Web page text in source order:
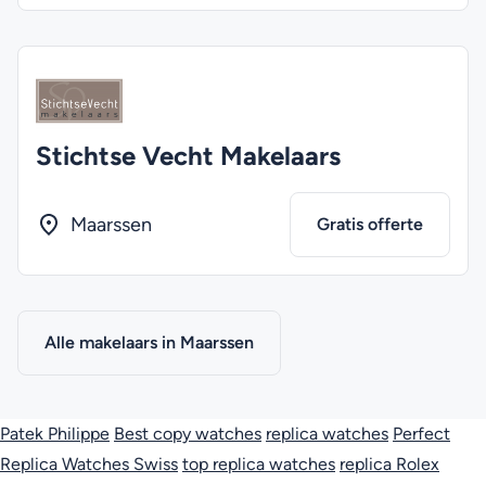
Stichtse Vecht Makelaars
Maarssen Gratis offerte
Alle makelaars in Maarssen
Patek Philippe Best copy watches replica watches Perfect
Replica Watches Swiss top replica watches replica Rolex